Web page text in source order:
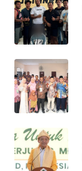
NEWS
METRO
NEWS
METRO
MEDAN
METRO
JAKARTA